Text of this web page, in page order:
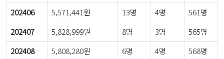
202406
5,571,441원 13명 4명
561명
202407
5,828,999원 8명 3명
565명
202408
5,808,280원 6명 4명
568명